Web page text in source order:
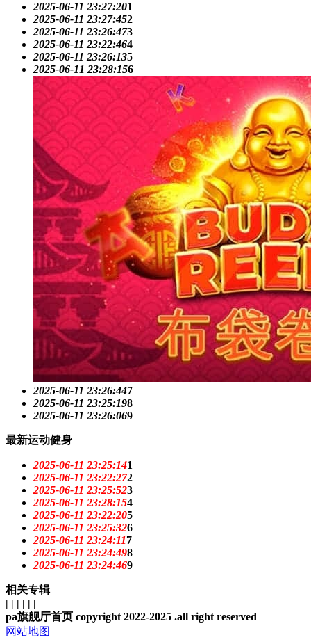
2025-06-11 23:27:201
2025-06-11 23:27:452
2025-06-11 23:26:473
2025-06-11 23:22:464
2025-06-11 23:26:135
2025-06-11 23:28:156
2025-06-11 23:26:447
2025-06-11 23:25:198
2025-06-11 23:26:069
最新运动健身
2025-06-11 23:25:141
2025-06-11 23:22:272
2025-06-11 23:25:523
2025-06-11 23:28:154
2025-06-11 23:22:205
2025-06-11 23:25:326
2025-06-11 23:24:117
2025-06-11 23:24:498
2025-06-11 23:24:469
相关专辑
| | | | | |
pa旗舰厅首页 copyright 2022-2025 .all right reserved
网站地图